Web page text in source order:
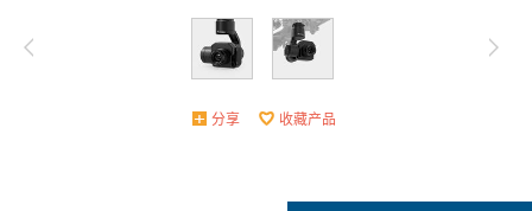
分享 收藏产品